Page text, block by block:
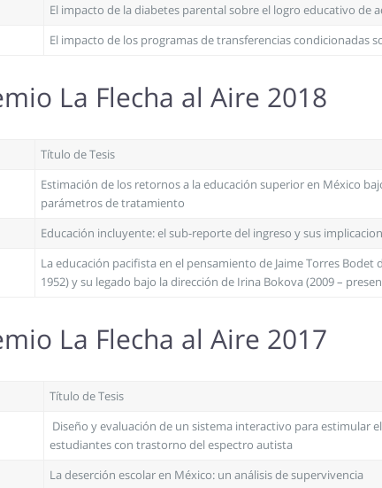
El impacto de la diabetes parental sobre el logro educativo de
El impacto de los programas de transferencias condicionadas
La Flecha al Aire 2018
Título de Tesis
Estimación de los retornos a la educación superior en México
parámetros de tratamiento
Educación incluyente: el sub-reporte del ingreso y sus
La educación pacifista en el pensamiento de Jaime Torres Bodet
1952) y su legado bajo la dirección de Irina Bokova (2009 –
La Flecha al Aire 2017
Título de Tesis
Diseño y evaluación de un sistema interactivo para estimular
estudiantes con trastorno del espectro autista
La deserción escolar en México: un análisis de supervivencia